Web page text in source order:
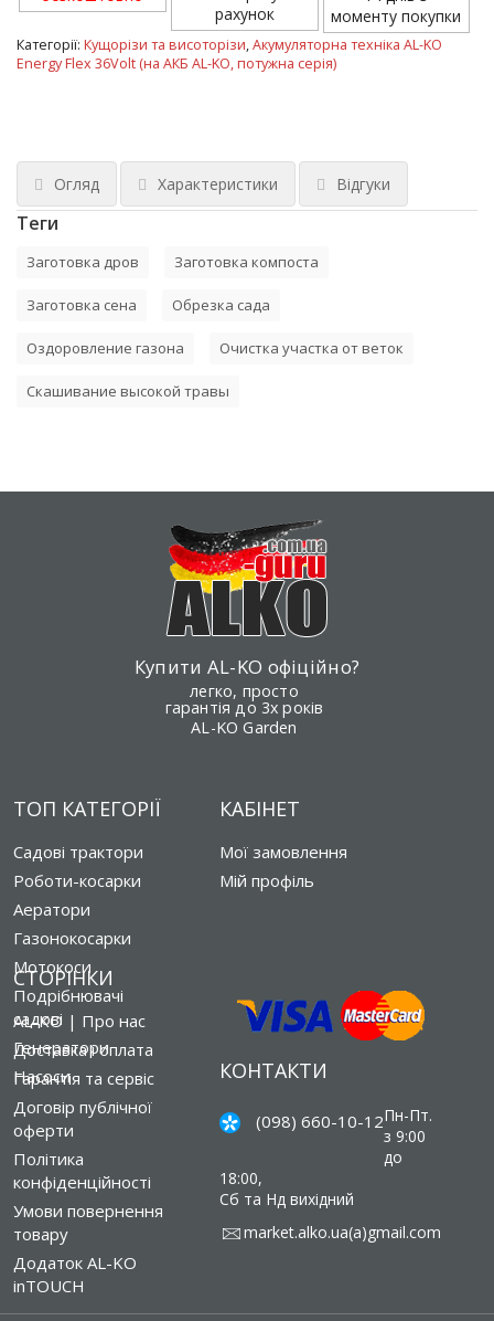
рахунок
моменту покупки
Категорії: Кущорізи та висоторізи,Акумуляторна техніка AL-KO
Energy Flex 36Volt (на АКБ AL-KO, потужна серія)
Огляд Характеристики Відгуки
Теги
Заготовка дров Заготовка компоста
Заготовка сена Обрезка сада
Оздоровление газона Очистка участка от веток
Скашивание высокой травы
Купити AL-KO офіційно?
легко, просто
гарантія до 3х років
AL-KO Garden
ТОП КАТЕГОРІЇ
Садові трактори
Роботи-косарки
Аератори
Газонокосарки
Мотокоси
Подрібнювачі
садові
Генератори
Насоси
СТОРІНКИ
AL-KO | Про нас
Доставка і оплата
Гарантія та сервіс
Договір публічної
оферти
Політика
конфіденційності
Умови повернення
товару
Додаток AL-KO
inTOUCH
КАБІНЕТ
Мої замовлення
Мій профіль
КОНТАКТИ
(098) 660-10-12Пн-Пт.
з 9:00
до
18:00,
Сб та Нд вихідний
market.alko.ua(a)gmail.com